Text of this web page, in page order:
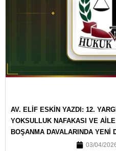
AV. ELİF ESKİN YAZDI: 12.
YOKSULLUK NAFAKASI VE
BOŞANMA DAVALARINDA YENİ
03/04/